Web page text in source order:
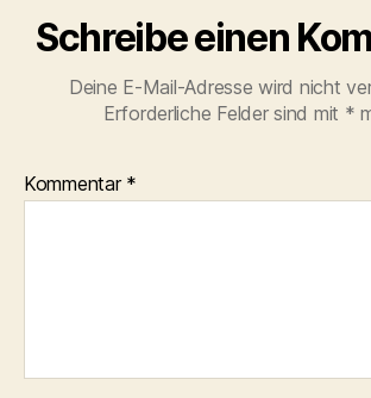
Schreibe einen
Deine E-Mail-Adresse wird nicht
Erforderliche Felder sind mit *
Kommentar *